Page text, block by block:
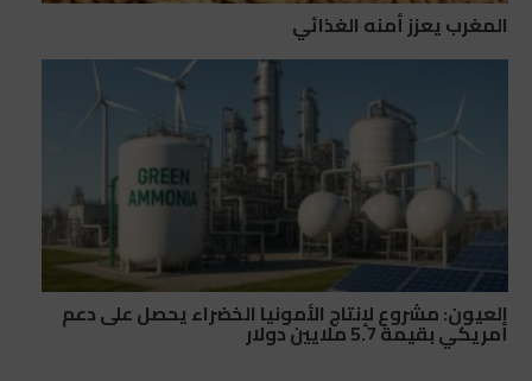
المغرب يعزز أمنه الغذائي
العيون: مشروع لإنتاج الأمونيا الخضراء يحصل على دعم
أمريكي بقيمة 5.7 ملايين دولار